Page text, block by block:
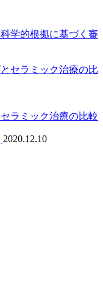
学的根拠に基づく審
ラミック治療の比較
2020.12.10